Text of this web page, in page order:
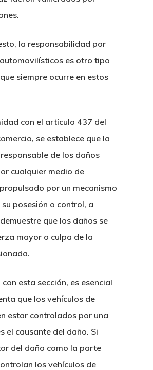
la responsabilidad por
es otro tipo
siempre ocurre en estos
con el artículo 437 del
se establece que la
de los daños
cualquier medio de
por un mecanismo
su posesión o control, a
que los daños se
mayor o culpa de la
esta sección, es esencial
que los vehículos de
estar controlados por una
el causante del daño. Si
del daño como la parte
los vehículos de
Principal
Nuestro
Servicios
Comercial
Constitucion De
Representacion En
Permisos De
Extranjeros
JTEPA
BOI Tailandia
Constitucion De
BOI
Derecho Penal
Litigios Civiles
Accidentes E
Disputas
Clientes Privados
Apertura De Cuenta
En Tailandia
Visas De Larga
Tailandia
Propiedad Intelectual
Contabilidad, Fiscal Y
Sectores
Derecho Bancario Y
Financiero
Automocion
Energia Y
Noticias
Novedades
Profesional
Contacto